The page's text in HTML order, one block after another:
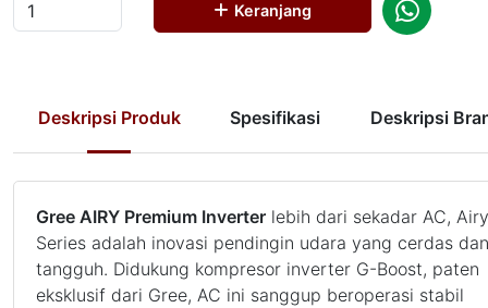
Keranjang
Deskripsi Produk Spesifikasi Deskripsi
Gree AIRY Premium Inverter lebih dari sekadar AC, Airy
Series adalah inovasi pendingin udara yang cerdas dan
tangguh. Didukung kompresor inverter G-Boost, paten
eksklusif dari Gree, AC ini sanggup beroperasi stabil